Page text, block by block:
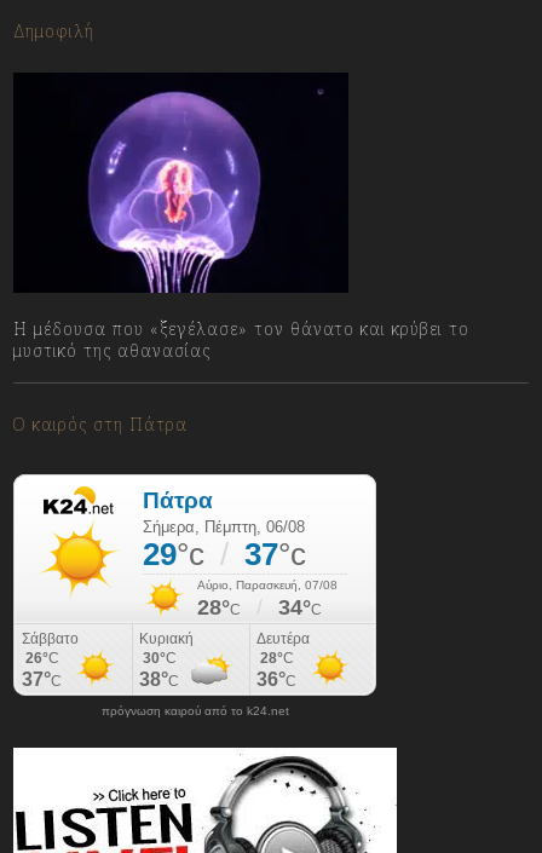
Δημοφιλή
Η μέδουσα που «ξεγέλασε» τον θάνατο και κρύβει το
μυστικό της αθανασίας
Ο καιρός στη Πάτρα
πρόγνωση καιρού από το k24.net